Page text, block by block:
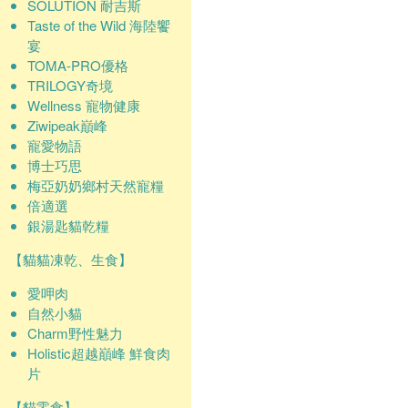
SOLUTION 耐吉斯
Taste of the Wild 海陸饗
宴
TOMA-PRO優格
TRILOGY奇境
Wellness 寵物健康
Ziwipeak巔峰
寵愛物語
博士巧思
梅亞奶奶鄉村天然寵糧
倍適選
銀湯匙貓乾糧
【貓貓凍乾、生食】
愛呷肉
自然小貓
Charm野性魅力
Holistic超越巔峰 鮮食肉
片